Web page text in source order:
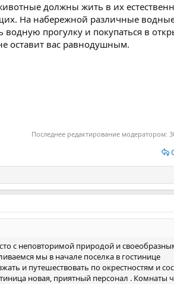
должны жить в их
На набережной различные
прогулку и покупаться в
оставит вас равнодушным.
Последнее редактирование модератором:
с неповторимой природой и
мы в начале поселка в гостинице
и путешествовать по окрестностям и
новая, приятный персонал . Комнаты